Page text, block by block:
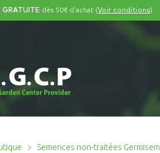
GRATUITE dès 50€ d'achat (Voir conditions)
Semences non-traitées Germisem